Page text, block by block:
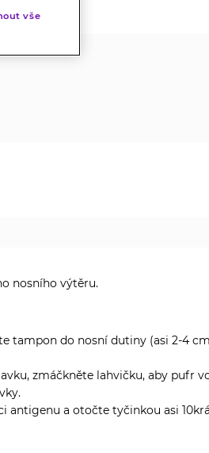
nosního výtěru.
tampon do nosní dutiny (asi 2-4
zmáčkněte lahvičku, aby pufr
antigenu a otočte tyčinkou asi
vše